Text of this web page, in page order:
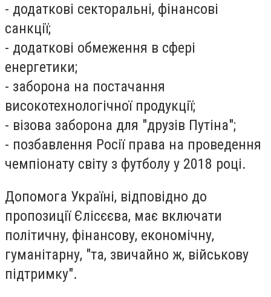
- додаткові секторальні, фінансові
санкції;
- додаткові обмеження в сфері
енергетики;
- заборона на постачання
високотехнологічної продукції;
- візова заборона для "друзів Путіна";
- позбавлення Росії права на проведення
чемпіонату світу з футболу у 2018 році.
Допомога Україні, відповідно до
пропозиції Єлісєєва, має включати
політичну, фінансову, економічну,
гуманітарну, "та, звичайно ж, військову
підтримку".